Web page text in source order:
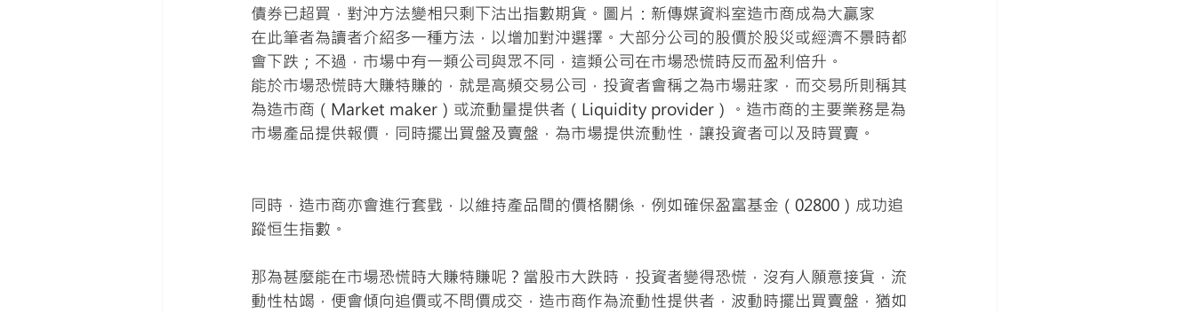
債券已超買，對沖方法變相只剩下沽出指數期貨。圖片：新傳媒資料室造市商成為大贏家
在此筆者為讀者介紹多一種方法，以增加對沖選擇。大部分公司的股價於股災或經濟不景時都
會下跌；不過，市場中有一類公司與眾不同，這類公司在市場恐慌時反而盈利倍升。
能於市場恐慌時大賺特賺的，就是高頻交易公司，投資者會稱之為市場莊家，而交易所則稱其
為造市商（Market maker）或流動量提供者（Liquidity provider）。造市商的主要業務是為
市場產品提供報價，同時擺出買盤及賣盤，為市場提供流動性，讓投資者可以及時買賣。
同時，造市商亦會進行套戥，以維持產品間的價格關係，例如確保盈富基金（02800）成功追
蹤恒生指數。
那為甚麼能在市場恐慌時大賺特賺呢？當股市大跌時，投資者變得恐慌，沒有人願意接貨，流
動性枯竭，便會傾向追價或不問價成交，造市商作為流動性提供者，波動時擺出買賣盤，猶如